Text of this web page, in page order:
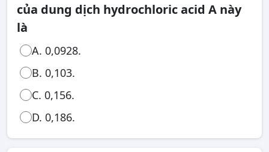
của dung dịch hydrochloric acid A này
là
A. 0,0928.
B. 0,103.
C. 0,156.
D. 0,186.